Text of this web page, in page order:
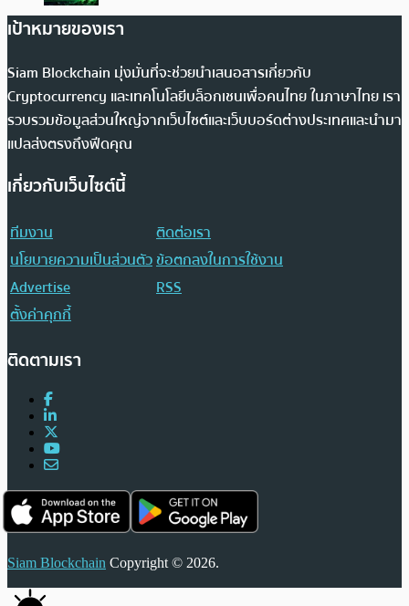
เป้าหมายของเรา
Siam Blockchain มุ่งมั่นที่จะช่วยนำเสนอสารเกี่ยวกับ
Cryptocurrency และเทคโนโลยีบล็อกเชนเพื่อคนไทย ในภาษาไทย เรา
รวบรวมข้อมูลส่วนใหญ่จากเว็บไซต์และเว็บบอร์ดต่างประเทศและนำมา
แปลส่งตรงถึงฟีดคุณ
เกี่ยวกับเว็บไซต์นี้
ทีมงาน
ติดต่อเรา
นโยบายความเป็นส่วนตัวข้อตกลงในการใช้งาน
Advertise
RSS
ตั้งค่าคุกกี้
ติดตามเรา
Siam Blockchain Copyright © 2026.